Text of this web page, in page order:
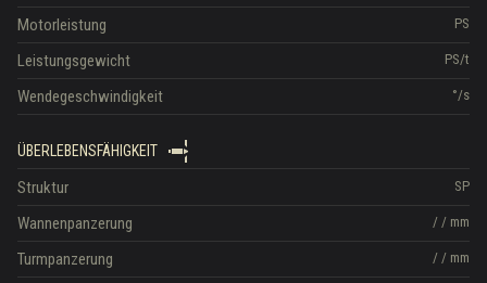
PS
Motorleistung
PS/t
Leistungsgewicht
°/s
Wendegeschwindigkeit
ÜBERLEBENSFÄHIGKEIT
SP
Struktur
/ / mm
Wannenpanzerung
/ / mm
Turmpanzerung